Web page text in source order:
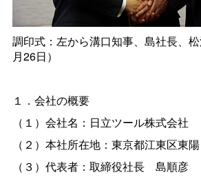
調印式：左から溝口知事、島社長、
月26日）
１．会社の概要
（１）会社名：日立ツール株式会社
（２）本社所在地：東京都江東区東
（３）代表者：取締役社長 島順彦